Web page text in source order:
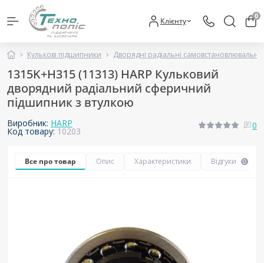
Клієнту 0
Кулькові підшипники Дворядні радіальні
1315K+H315 (11313) HARP Кульковий
дворядний радіальний сферичний
підшипник з втулкою
Виробник: HARP
Код товару:10203
0
Все про товар Опис Характеристики Відгуки 0